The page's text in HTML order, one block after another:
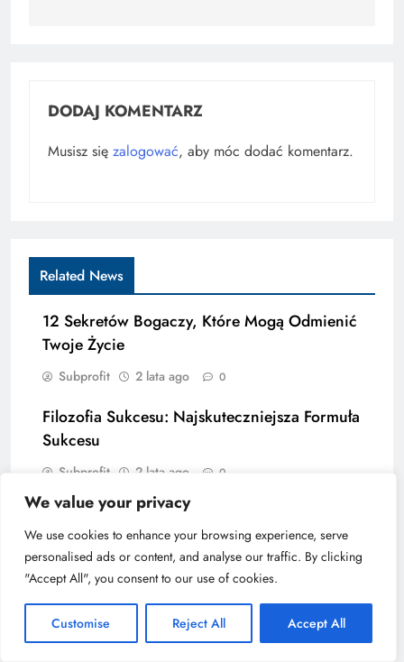
We value your privacy
We use cookies to enhance your browsing experience, serve
personalised ads or content, and analyse our traffic. By clicking
"Accept All", you consent to our use of cookies.
Customise Reject All Accept All
DODAJ KOMENTARZ
Musisz się zalogować, aby móc dodać komentarz.
Related News
12 Sekretów Bogaczy, Które Mogą Odmienić
Twoje Życie
Subprofit 2 lata ago 0
Filozofia Sukcesu: Najskuteczniejsza Formuła
Sukcesu
Subprofit 2 lata ago 0